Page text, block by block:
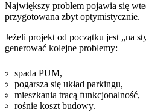
Największy problem pojawia się
przygotowana zbyt optymistycznie.
Jeżeli projekt od początku jest „na
generować kolejne problemy:
spada PUM,
pogarsza się układ parkingu,
mieszkania tracą funkcjonalność,
rośnie koszt budowy.